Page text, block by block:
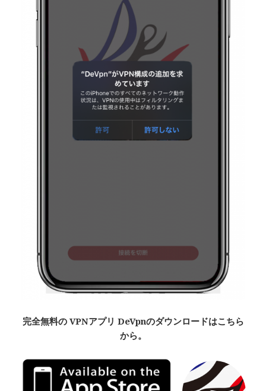
完全無料の VPNアプリ DeVpnのダウンロードはこちら
から。